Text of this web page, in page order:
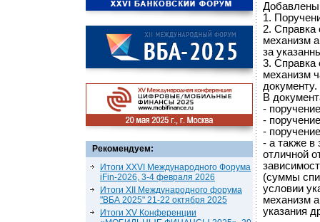
Рекомендуем:
Итоги XXVI Международного Форума
iFin-2026, 3-4 февраля 2026
Итоги XII Международного форума
"ВБА 2025" 21-22 октября 2025
Итоги XV Конференции
1.
2. Справка
механизм
за
3. Справка
механизм
документу.
В
-
-
-
- а также в
отличной
(суммы
условии
механизм
указания